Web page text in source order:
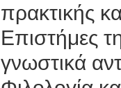
πρακτικής
Επιστήμες
γνωστικά